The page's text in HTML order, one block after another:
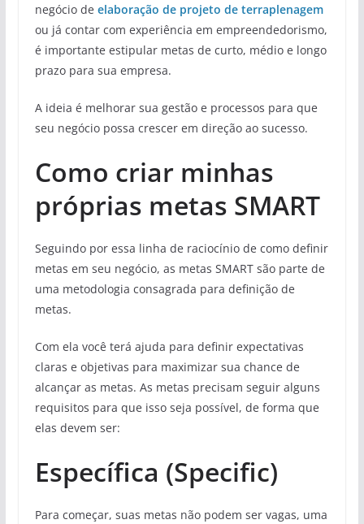
negócio de elaboração de projeto de terraplenagem
ou já contar com experiência em empreendedorismo,
é importante estipular metas de curto, médio e longo
prazo para sua empresa.
A ideia é melhorar sua gestão e processos para que
seu negócio possa crescer em direção ao sucesso.
Como criar minhas
próprias metas SMART
Seguindo por essa linha de raciocínio de como definir
metas em seu negócio, as metas SMART são parte de
uma metodologia consagrada para definição de
metas.
Com ela você terá ajuda para definir expectativas
claras e objetivas para maximizar sua chance de
alcançar as metas. As metas precisam seguir alguns
requisitos para que isso seja possível, de forma que
elas devem ser:
Específica (Specific)
Para começar, suas metas não podem ser vagas, uma